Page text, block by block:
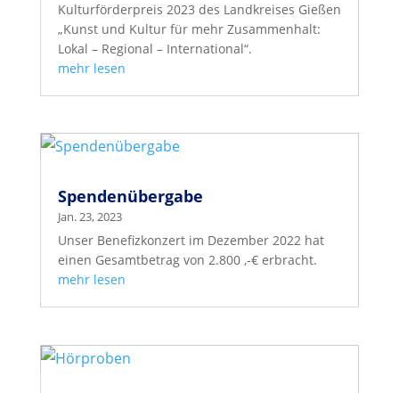
Kulturförderpreis 2023 des Landkreises Gießen
„Kunst und Kultur für mehr Zusammenhalt:
Lokal – Regional – International“.
mehr lesen
Spendenübergabe
Jan. 23, 2023
Unser Benefizkonzert im Dezember 2022 hat
einen Gesamtbetrag von 2.800 ,-€ erbracht.
mehr lesen